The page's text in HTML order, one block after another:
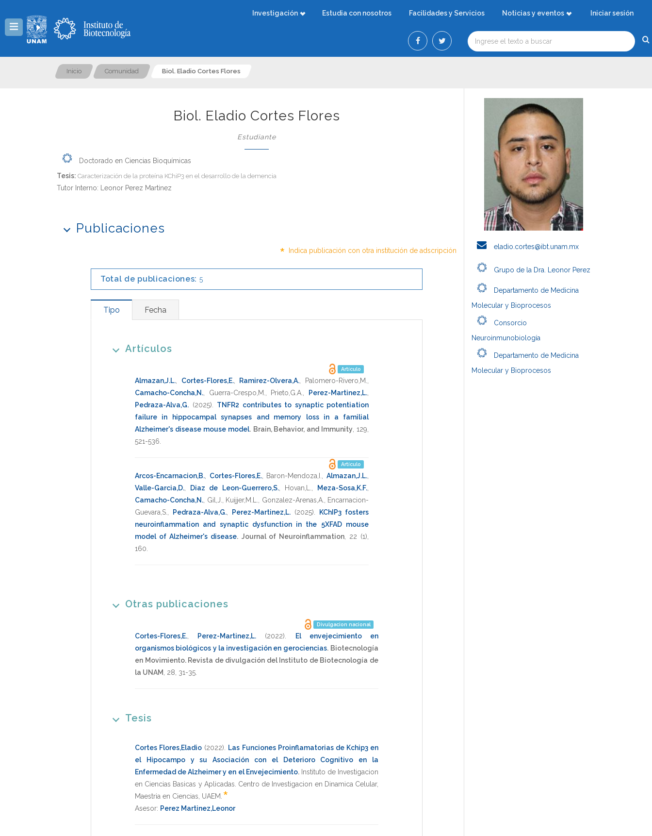
Investigación Estudia con nosotros Facilidades y Servicios Noticias y eventos Iniciar sesión
Inicio Comunidad Biol. Eladio Cortes Flores
Biol. Eladio Cortes Flores
Estudiante
Doctorado en Ciencias Bioquímicas
Tesis: Caracterización de la proteína KChiP3 en el desarrollo de la demencia
Tutor Interno: Leonor Perez Martinez
Publicaciones
* Indica publicación con otra institución de adscripción
Total de publicaciones: 5
Tipo Fecha
Artículos
Artículo
Almazan,J.L. Cortes-Flores,E., Ramirez-Olvera,A. Palomero-Rivero,M.
Camacho-Concha,N.
Guerra-Crespo,M. Prieto,G.A. Perez-Martinez,L.
Pedraza-Alva,G. (2025)
TNFR2 contributes to synaptic potentiation
failure in hippocampal synapses and memory loss in a familial
Alzheimer's disease mouse model. Brain, Behavior, and Immunity 129
521-536
Artículo
Arcos-Encarnacion,B. Cortes-Flores,E., Baron-Mendoza,I. ,Almazan,J.L.
Valle-Garcia,D.
Diaz de Leon-Guerrero,S., Hovan,L. Meza-Sosa,K.F.
Camacho-Concha,N. Gil,J. Kuijjer,M.L. Gonzalez-Arenas,A.
Encarnacion-
Guevara,S.
Pedraza-Alva,G. Perez-Martinez,L. (2025)
KChIP3 fosters
neuroinflammation and synaptic dysfunction in the 5XFAD mouse
model of Alzheimer's disease. Journal of Neuroinflammation 22 (1),
160
Otras publicaciones
Divulgacion nacional
Cortes-Flores,E. Perez-Martinez,L. (2022)
El envejecimiento en
organismos biológicos y la investigación en gerociencias. Biotecnología
en Movimiento. Revista de divulgación del Instituto de Biotecnología de
la UNAM
28 31-35
Tesis
Cortes Flores,Eladio (2022)
Las Funciones Proinflamatorias de Kchip3 en
el Hipocampo y su Asociación con el Deterioro Cognitivo en la
Enfermedad de Alzheimer y en el Envejecimiento. Instituto de Investigacion
en Ciencias Basicas y Aplicadas. Centro de Investigacion en Dinamica Celular,
Maestria en Ciencias UAEM *
Asesor: Perez Martinez,Leonor
eladio.cortes@ibt.unam.mx
Grupo de la Dra. Leonor Perez
Departamento de Medicina
Molecular y Bioprocesos
Consorcio
Neuroinmunobiología
Departamento de Medicina
Molecular y Bioprocesos